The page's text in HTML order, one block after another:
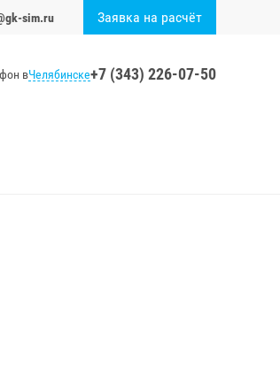
sim.ru Заявка на расчёт
вЧелябинске+7 (343) 226-07-50